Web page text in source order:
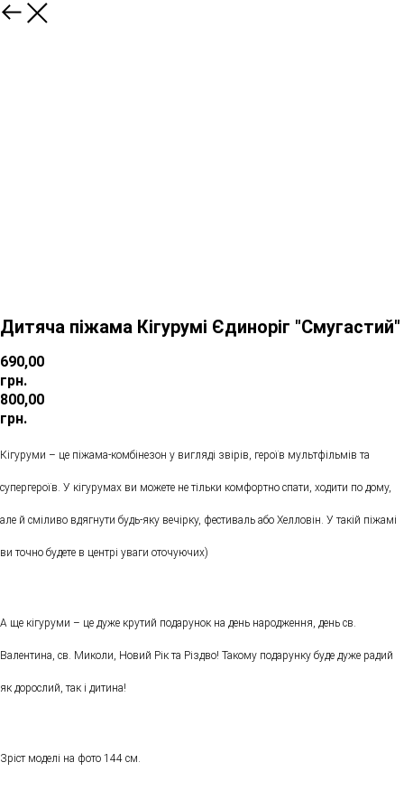
Дитяча піжама Кігурумі Єдиноріг "Смугастий"
690,00
грн.
800,00
грн.
Кігуруми – це піжама-комбінезон у вигляді звірів, героїв мультфільмів та
супергероїв. У кігурумах ви можете не тільки комфортно спати, ходити по дому,
але й сміливо вдягнути будь-яку вечірку, фестиваль або Хелловін. У такій піжамі
ви точно будете в центрі уваги оточуючих)
А ще кігуруми – це дуже крутий подарунок на день народження, день св.
Валентина, св. Миколи, Новий Рік та Різдво! Такому подарунку буде дуже радий
як дорослий, так і дитина!
Зріст моделі на фото 144 см.